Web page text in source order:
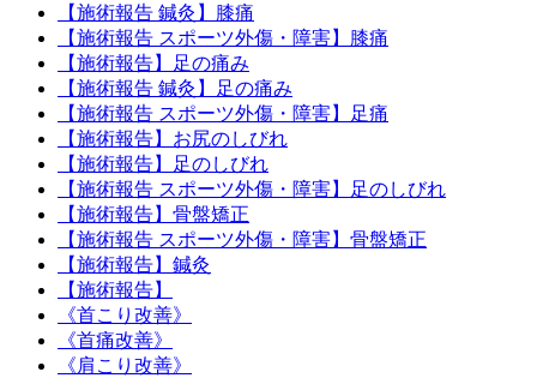
【施術報告 鍼灸】膝痛
【施術報告 スポーツ外傷・障害】膝痛
【施術報告】足の痛み
【施術報告 鍼灸】足の痛み
【施術報告 スポーツ外傷・障害】足痛
【施術報告】お尻のしびれ
【施術報告】足のしびれ
【施術報告 スポーツ外傷・障害】足のしびれ
【施術報告】骨盤矯正
【施術報告 スポーツ外傷・障害】骨盤矯正
【施術報告】鍼灸
【施術報告】
《首こり改善》
《首痛改善》
《肩こり改善》